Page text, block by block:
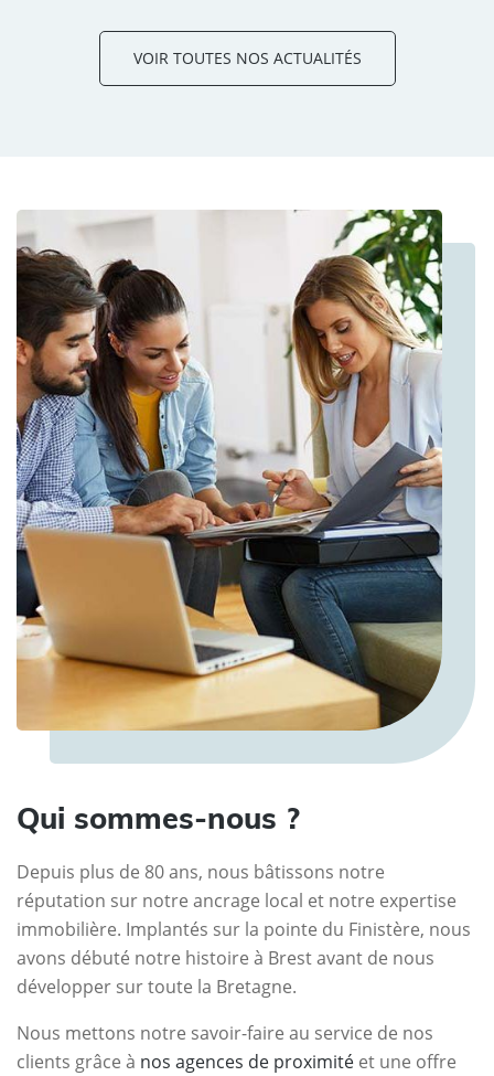
VOIR TOUTES NOS ACTUALITÉS
Qui sommes-nous ?
Depuis plus de 80 ans, nous bâtissons notre
réputation sur notre ancrage local et notre expertise
immobilière. Implantés sur la pointe du Finistère, nous
avons débuté notre histoire à Brest avant de nous
développer sur toute la Bretagne.
Nous mettons notre savoir-faire au service de nos
clients grâce à nos agences de proximité et une offre